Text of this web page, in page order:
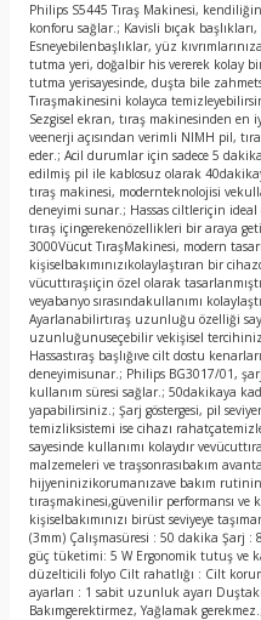
Philips S5445 Tıraş Makinesi,
konforu sağlar.; Kavisli bıçak
Esneyebilenbaşlıklar, yüz
tutma yeri, doğalbir his vererek kolay
tutma yerisayesinde, duşta bile
Tıraşmakinesini kolayca
Sezgisel ekran, tıraş makinesinden en
veenerji açısından verimli NIMH pil,
eder.; Acil durumlar için sadece 5
edilmiş pil ile kablosuz olarak
tıraş makinesi, modernteknolojisi
deneyimi sunar.; Hassas ciltleriçin
tıraş içingerekenözellikleri bir araya
3000Vücut TıraşMakinesi, modern
kişiselbakımınızıkolaylaştıran bir
vücuttıraşıiçin özel olarak
veyabanyo sırasındakullanımı
Ayarlanabilirtıraş uzunluğu özelliği
uzunluğunuseçebilir vekişisel
Hassastıraş başlığıve cilt dostu
deneyimisunar.; Philips BG3017/01,
kullanım süresi sağlar.; 50dakikaya
yapabilirsiniz.; Şarj göstergesi, pil
temizliksistemi ise cihazı
sayesinde kullanımı kolaydır
malzemeleri ve traşsonrasıbakım
hijyeninizikorumanızave bakım
tıraşmakinesi,güvenilir performansı ve
kişiselbakımınızı birüst seviyeye
(3mm) Çalışmasüresi : 50 dakika Şarj
güç tüketimi: 5 W Ergonomik tutuş ve
düzelticili folyo Cilt rahatlığı : Cilt
ayarları : 1 sabit uzunluk ayarı
Bakımgerektirmez, Yağlamak